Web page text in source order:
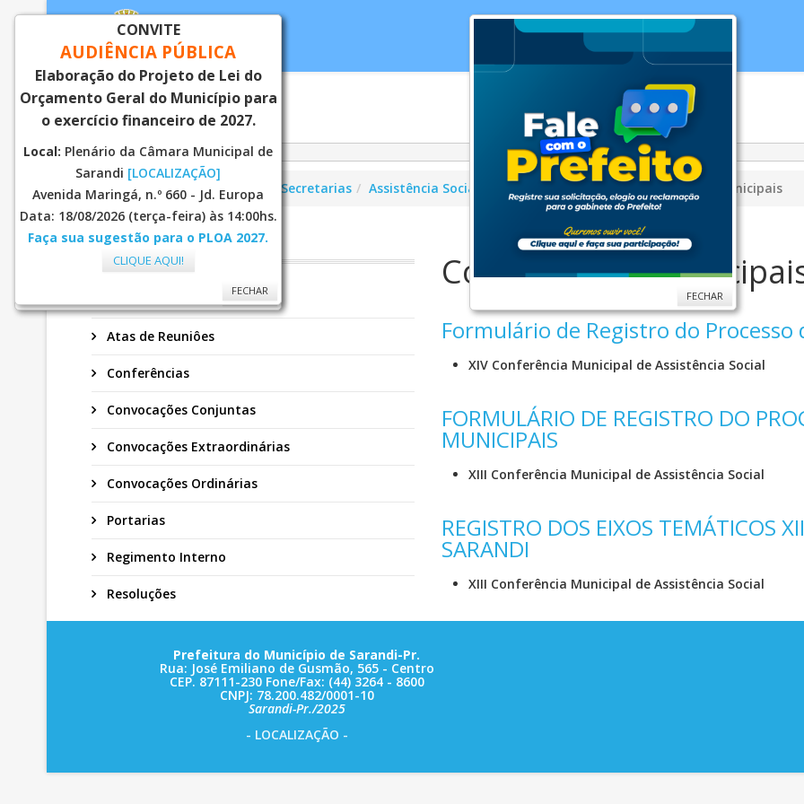
Secretarias Cidade
Você está aqui: Página Principal Secretarias Assistência Social Conferências Municipais
CMAS
Atas de Reuniôes
Conferências
Convocações Conjuntas
Convocações Extraordinárias
Convocações Ordinárias
Portarias
Regimento Interno
Resoluções
Conferências
Formulário de Registro do
XIV Conferência Municipal de Assistência Social
FORMULÁRIO DE REGISTRO DO
MUNICIPAIS
XIII Conferência Municipal de Assistência Social
REGISTRO DOS EIXOS TEMÁTICOS
SARANDI
XIII Conferência Municipal de Assistência Social
Prefeitura do Município de Sarandi-Pr.
Rua: José Emiliano de Gusmão, 565 - Centro
CEP. 87111-230 Fone/Fax: (44) 3264 - 8600
CNPJ: 78.200.482/0001-10
Sarandi-Pr./2025
- LOCALIZAÇÃO -
FECHAR
CONVITE
AUDIÊNCIA PÚBLICA
Elaboração do Projeto de Lei do
Orçamento Geral do Município para
o exercício financeiro de 2027.
Local: Plenário da Câmara Municipal de
Sarandi [LOCALIZAÇÃO]
Avenida Maringá, n.º 660 - Jd. Europa
Data: 18/08/2026 (terça-feira) às 14:00hs.
Faça sua sugestão para o PLOA 2027.
CLIQUE AQUI!
FECHAR FECHAR